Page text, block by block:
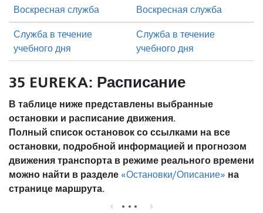
Воскресная служба Воскресная служба
Служба в течение
учебного дня
Служба в течение
учебного дня
35 EUREKA: Расписание
В таблице ниже представлены выбранные
остановки и расписание движения.
Полный список остановок со ссылками на все
остановки, подробной информацией и прогнозом
движения транспорта в режиме реального времени
можно найти в разделе «Остановки/Описание» на
странице маршрута.